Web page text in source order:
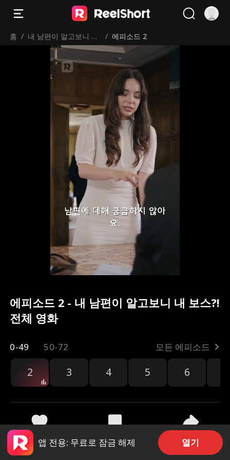
홈 / 내 남편이 알고보니 내
/ 에피소드 2
에피소드 2 - 내 남편이 알고보니 내 보스?!
전체 영화
0-49 50-72 모든 에피소드
2 3 4 5 6
4.1k 114.1k 공유
앱 전용: 무료로 잠금 해제 열기